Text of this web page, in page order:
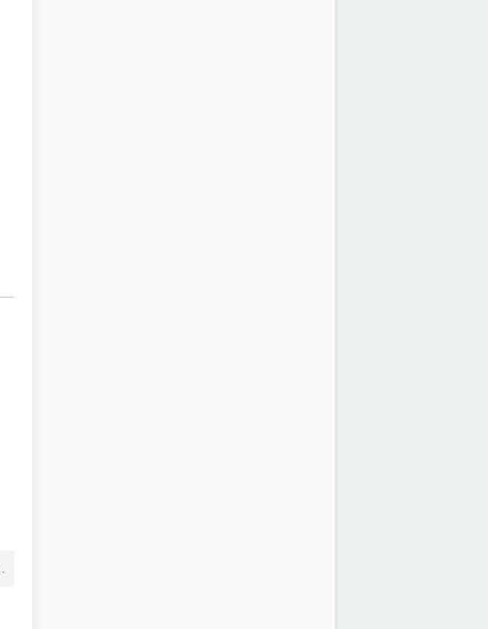
.